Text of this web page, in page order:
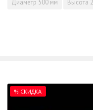
Диаметр 500 мм Высота
% СКИДКА